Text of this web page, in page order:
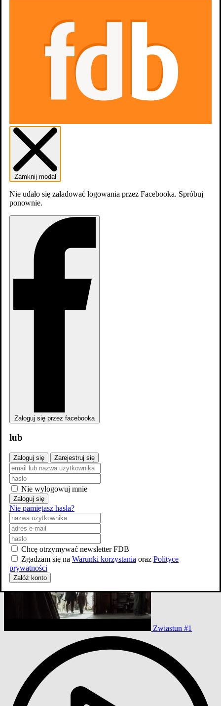
zobacz wszystkie
Zwiastun #1
Zamknij modal
Nie udało się załadować logowania przez Facebooka. Spróbuj
ponownie.
Zaloguj się przez facebooka
lub
Zaloguj się Zarejestruj się
Nie wylogowuj mnie
Zaloguj się
Nie pamiętasz hasła?
Chcę otrzymywać newsletter FDB
Zgadzam się na Warunki korzystania oraz Polityce
prywatności
Załóż konto